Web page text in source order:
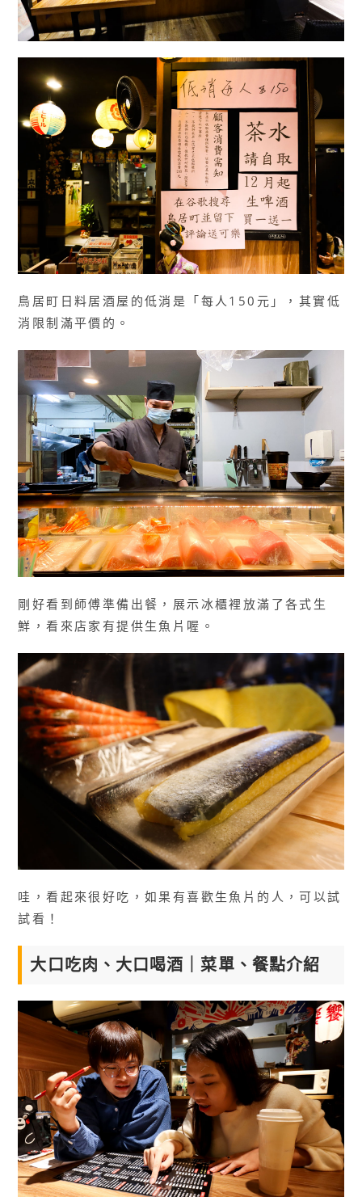
鳥居町日料居酒屋的低消是「每人150元」，其實低
消限制滿平價的。
剛好看到師傅準備出餐，展示冰櫃裡放滿了各式生
鮮，看來店家有提供生魚片喔。
哇，看起來很好吃，如果有喜歡生魚片的人，可以試
試看！
大口吃肉、大口喝酒｜菜單、餐點介紹